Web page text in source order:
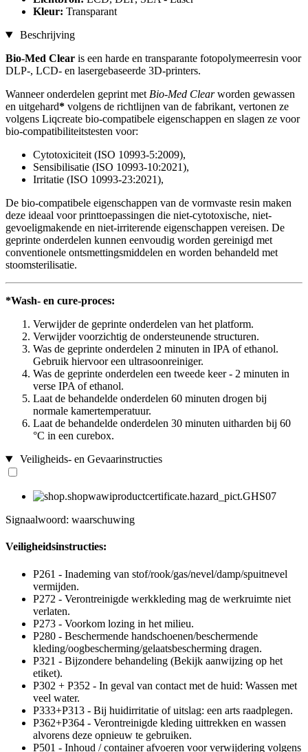
Kleur: Transparant
Beschrijving
Bio-Med Clear is een harde en transparante fotopolymeerresin voor
DLP-, LCD- en lasergebaseerde 3D-printers.
Wanneer onderdelen geprint met Bio-Med Clearworden gewassen
en uitgehard* volgens de richtlijnen van de fabrikant, vertonen ze
volgens Liqcreate bio-compatibele eigenschappen en slagen ze voor
bio-compatibiliteitstesten voor:
Cytotoxiciteit (ISO 10993-5:2009),
Sensibilisatie (ISO 10993-10:2021),
Irritatie (ISO 10993-23:2021),
De bio-compatibele eigenschappen van de vormvaste resin maken
deze ideaal voor printtoepassingen die niet-cytotoxische, niet-
gevoeligmakende en niet-irriterende eigenschappen vereisen. De
geprinte onderdelen kunnen eenvoudig worden gereinigd met
conventionele ontsmettingsmiddelen en worden behandeld met
stoomsterilisatie.
*Wash- en cure-proces:
Verwijder de geprinte onderdelen van het platform.
Verwijder voorzichtig de ondersteunende structuren.
Was de geprinte onderdelen 2 minuten in IPA of ethanol.
Gebruik hiervoor een ultrasoonreiniger.
Was de geprinte onderdelen een tweede keer - 2 minuten in
verse IPA of ethanol.
Laat de behandelde onderdelen 60 minuten drogen bij
normale kamertemperatuur.
Laat de behandelde onderdelen 30 minuten uitharden bij 60
°C in een curebox.
Veiligheids- en Gevaarinstructies
Signaalwoord: waarschuwing
Veiligheidsinstructies:
P261 - Inademing van stof/rook/gas/nevel/damp/spuitnevel
vermijden.
P272 - Verontreinigde werkkleding mag de werkruimte niet
verlaten.
P273 - Voorkom lozing in het milieu.
P280 - Beschermende handschoenen/beschermende
kleding/oogbescherming/gelaatsbescherming dragen.
P321 - Bijzondere behandeling (Bekijk aanwijzing op het
etiket).
P302 + P352 - In geval van contact met de huid: Wassen met
veel water.
P333+P313 - Bij huidirritatie of uitslag: een arts raadplegen.
P362+P364 - Verontreinigde kleding uittrekken en wassen
alvorens deze opnieuw te gebruiken.
P501 - Inhoud / container afvoeren voor verwijdering volgens